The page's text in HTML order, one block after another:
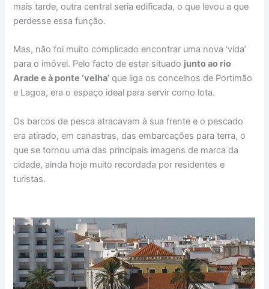
mais tarde, outra central seria edificada, o que levou a que
perdesse essa função.
Mas, não foi muito complicado encontrar uma nova ‘vida’
para o imóvel. Pelo facto de estar situado junto ao rio
Arade e à ponte ‘velha’ que liga os concelhos de Portimão
e Lagoa, era o espaço ideal para servir como lota.
Os barcos de pesca atracavam à sua frente e o pescado
era atirado, em canastras, das embarcações para terra, o
que se tornou uma das principais imagens de marca da
cidade, ainda hoje muito recordada por residentes e
turistas.